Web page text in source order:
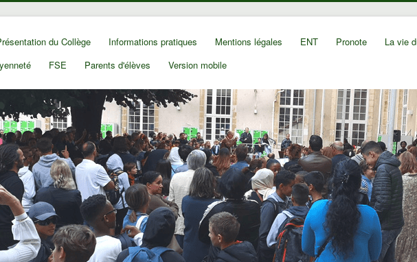
du Collège Informations pratiques Mentions légales ENT Pronote
La vie
FSE Parents d'élèves Version mobile